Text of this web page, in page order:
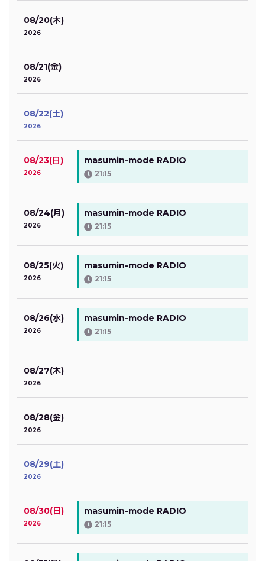
08/20(木)
2026
08/21(金)
2026
08/22(土)
2026
08/23(日)
2026
masumin-mode RADIO
21:15
08/24(月)
2026
masumin-mode RADIO
21:15
08/25(火)
2026
masumin-mode RADIO
21:15
08/26(水)
2026
masumin-mode RADIO
21:15
08/27(木)
2026
08/28(金)
2026
08/29(土)
2026
08/30(日)
2026
masumin-mode RADIO
21:15